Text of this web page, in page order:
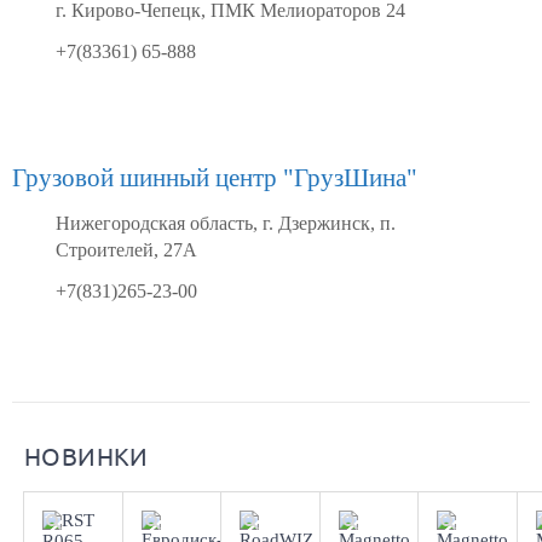
г. Кирово-Чепецк, ПМК Мелиораторов 24
+7(83361) 65-888
Грузовой шинный центр "ГрузШина"
Нижегородская область, г. Дзержинск, п.
Строителей, 27А
+7(831)265-23-00
НОВИНКИ
Шинный
центр
"Мотор"
, г.
"Мотор"
, г.
"Мотор"
, г.
"Мотор"
, г.
"Мотор"
, г.